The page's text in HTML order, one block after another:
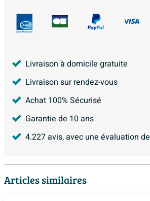
Livraison à domicile gratuite
Livraison sur rendez-vous
Achat 100% Sécurisé
Garantie de 10 ans
4.227avis, avec une évaluation de
Articles similaires